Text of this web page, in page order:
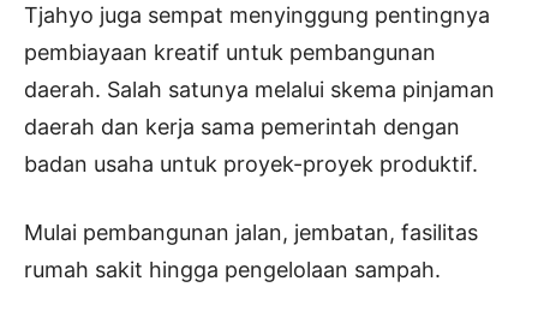
Tjahyo juga sempat menyinggung pentingnya
pembiayaan kreatif untuk pembangunan
daerah. Salah satunya melalui skema pinjaman
daerah dan kerja sama pemerintah dengan
badan usaha untuk proyek-proyek produktif.
Mulai pembangunan jalan, jembatan, fasilitas
rumah sakit hingga pengelolaan sampah.